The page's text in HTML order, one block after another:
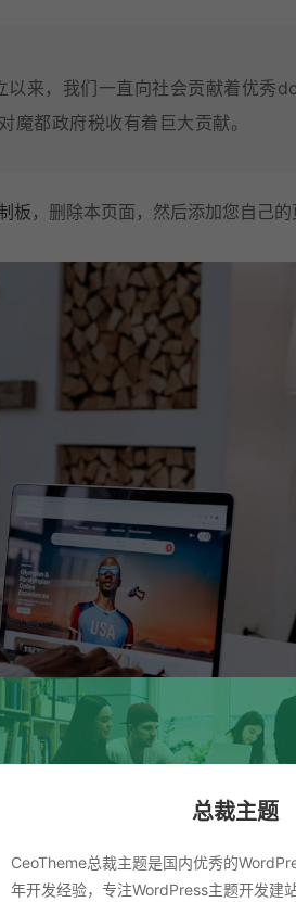
来，我们一直向社会贡献着优秀
魔都政府税收有着巨大贡献。
板 ，删除本页面，然后添加您自己的
总裁主题
CeoTheme总裁主题是国内优秀的
年开发经验，专注WordPress主题开发建